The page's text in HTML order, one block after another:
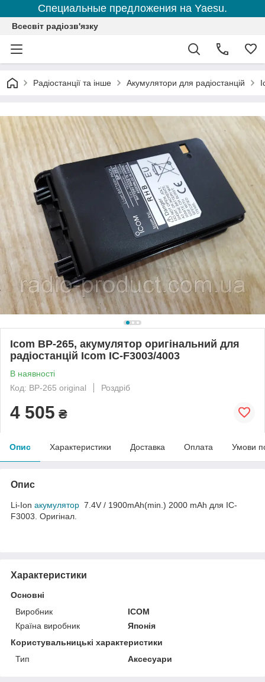
Специальные предложения на Yaesu.
Всесвіт радіозв'язку
Радіостанції та інше Акумулятори для радіостанцій
Icom BP-265, акумулятор оригінальний для
радіостанцій Icom IC-F3003/4003
В наявності
Код: BP-265 original
Роздріб
4 505 ₴
Опис Характеристики Доставка Оплата Умови
Опис
Li-Ion акумулятор 7.4V / 1900mAh(min.) 2000 mAh для IC-
F3003. Оригінал.
Характеристики
Основні
Виробник
ICOM
Країна виробник
Японія
Користувальницькі характеристики
Тип
Аксесуари